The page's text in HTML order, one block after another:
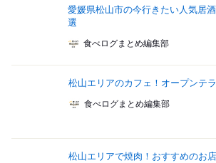
愛媛県松山市の今行きたい人気居
選
食べログまとめ編集部
松山エリアのカフェ！オープンテ
食べログまとめ編集部
松山エリアで焼肉！おすすめのお